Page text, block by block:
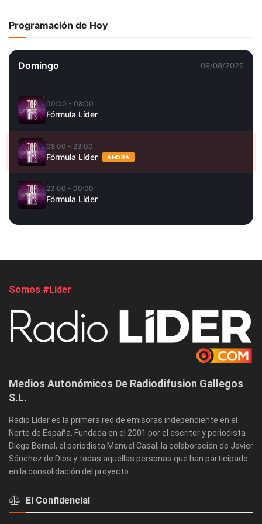
Programación de Hoy
Domingo 09/08/2026
00:00 - 08:00
Fórmula Líder
08:00 - 23:00
Fórmula Líder AHORA
23:00 - 00:00
Fórmula Líder
Somos #Líder
Medios Autonómicos De Radiodifusion Gallegos
S.L.
Radio Líder es la primera red de emisoras independiente en el
Norte de España. Fundada en el 2001 por el escritor y periodista
Diego Bernal, el periodista Manuel Casal, la colaboración de Javier
Sánchez de Dios y todas aquellas personas que han participado
en la consolidación del proyecto.
El Confidencial